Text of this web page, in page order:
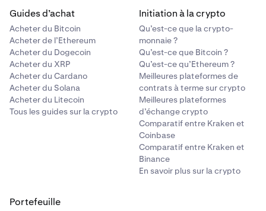
Guides d’achat
Acheter du Bitcoin
Acheter de l’Ethereum
Acheter du Dogecoin
Acheter du XRP
Acheter du Cardano
Acheter du Solana
Acheter du Litecoin
Tous les guides sur la crypto
Initiation à la crypto
Qu’est-ce que la crypto-
monnaie ?
Qu’est-ce que Bitcoin ?
Qu’est-ce qu’Ethereum ?
Meilleures plateformes de
contrats à terme sur crypto
Meilleures plateformes
d’échange crypto
Comparatif entre Kraken et
Coinbase
Comparatif entre Kraken et
Binance
En savoir plus sur la crypto
Portefeuille